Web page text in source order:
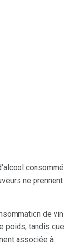
consommé
ne prennent
de vin
poids, tandis que
associée à